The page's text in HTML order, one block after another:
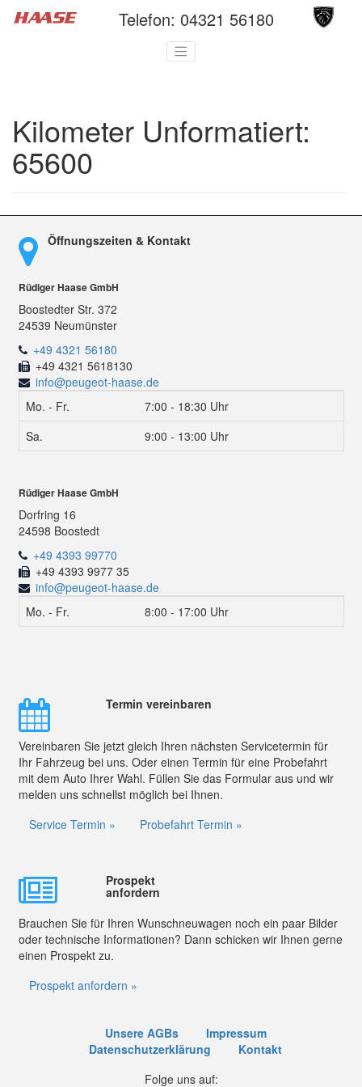
Telefon: 04321 56180
Kilometer Unformatiert:
65600
Öffnungszeiten & Kontakt
Rüdiger Haase GmbH
Boostedter Str. 372
24539 Neumünster
+49 4321 56180
+49 4321 5618130
info@peugeot-haase.de
Mo. - Fr.
7:00 - 18:30 Uhr
Sa.
9:00 - 13:00 Uhr
Rüdiger Haase GmbH
Dorfring 16
24598 Boostedt
+49 4393 99770
+49 4393 9977 35
info@peugeot-haase.de
Mo. - Fr.
8:00 - 17:00 Uhr
Termin vereinbaren
Vereinbaren Sie jetzt gleich Ihren nächsten Servicetermin für
Ihr Fahrzeug bei uns. Oder einen Termin für eine Probefahrt
mit dem Auto Ihrer Wahl. Füllen Sie das Formular aus und wir
melden uns schnellst möglich bei Ihnen.
Service Termin »
Probefahrt Termin »
Prospekt
anfordern
Brauchen Sie für Ihren Wunschneuwagen noch ein paar Bilder
oder technische Informationen? Dann schicken wir Ihnen gerne
einen Prospekt zu.
Prospekt anfordern »
Unsere AGBs
Impressum
Datenschutzerklärung
Kontakt
Folge uns auf: